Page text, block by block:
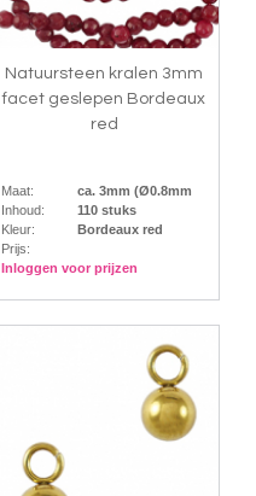
Natuursteen kralen 3mm
facet geslepen Bordeaux
red
Maat:
ca. 3mm (Ø0.8mm
Inhoud:
110 stuks
Kleur:
Bordeaux red
Prijs:
Inloggen voor prijzen